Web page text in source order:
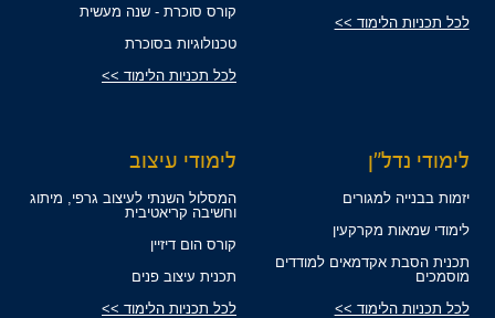
לכל תכניות הלימוד >>
קורס סוכרת - שנה מעשית
טכנולוגיות בסוכרת
לכל תכניות הלימוד >>
לימודי נדל"ן
יזמות בבנייה למגורים
לימודי שמאות מקרקעין
תכנית הסבת אקדמאים למודדים
מוסמכים
לכל תכניות הלימוד >>
לימודי עיצוב
המסלול השנתי לעיצוב גרפי, מיתוג
וחשיבה קריאטיבית
קורס הום דיזיין
תכנית עיצוב פנים
לכל תכניות הלימוד >>